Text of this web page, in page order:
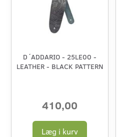
D´ADDARIO - 25LE00 -
LEATHER - BLACK PATTERN
410,00
Læg i kurv